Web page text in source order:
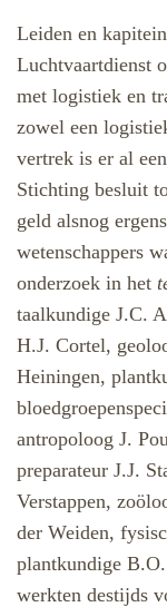
Leiden en
Luchtvaartdienst
met logistiek en
zowel een
vertrek is er al
Stichting besluit
geld alsnog
wetenschappers
onderzoek in het
taalkundige J.C.
H.J. Cortel,
Heiningen,
antropoloog J.
preparateur J.J.
Verstappen,
der Weiden,
plantkundige
werkten destijds